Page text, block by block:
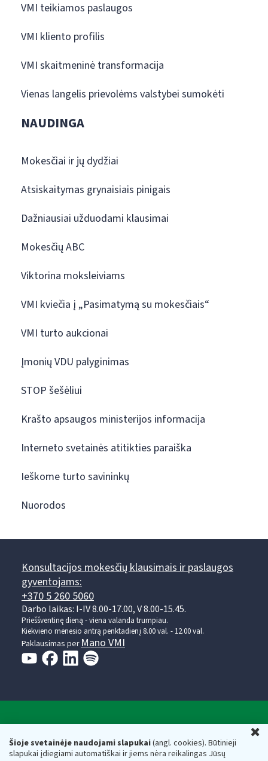
Šioje svetainėje naudojami slapukai(angl. cookies). Būtinieji
slapukai įdiegiami automatiškai ir jiems nėra reikalingas Jūsų
VMI teikiamos paslaugos
VMI kliento profilis
VMI skaitmeninė transformacija
Vienas langelis prievolėms valstybei sumokėti
NAUDINGA
Mokesčiai ir jų dydžiai
Atsiskaitymas grynaisiais pinigais
Dažniausiai užduodami klausimai
Mokesčių ABC
Viktorina moksleiviams
VMI kviečia į „Pasimatymą su mokesčiais“
VMI turto aukcionai
Įmonių VDU palyginimas
STOP šešėliui
Krašto apsaugos ministerijos informacija
Interneto svetainės atitikties paraiška
Ieškome turto savininkų
Nuorodos
Konsultacijos mokesčių klausimais ir paslaugos
gyventojams:
+370 5 260 5060
Darbo laikas: I-IV 8.00-17.00, V 8.00-15.45.
Prieššventinę dieną - viena valanda trumpiau.
Kiekvieno mėnesio antrą penktadienį 8.00 val. - 12.00 val.
Paklausimas perMano VMI
Valstybinė mokesčių inspekcija prie Lietuvos
Respublikos finansų ministerijos